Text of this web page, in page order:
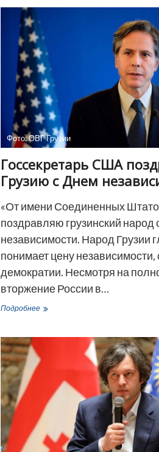
Фото: ОВГ Грузии
Госсекретарь США
Грузию с Днем
«От имени Соединенных
поздравляю грузинский народ
независимости. Народ Грузии
понимает цену
демократии. Несмотря на
вторжение России в…
ПодробнееГоссекретарь
Грузию
Днем
независимости